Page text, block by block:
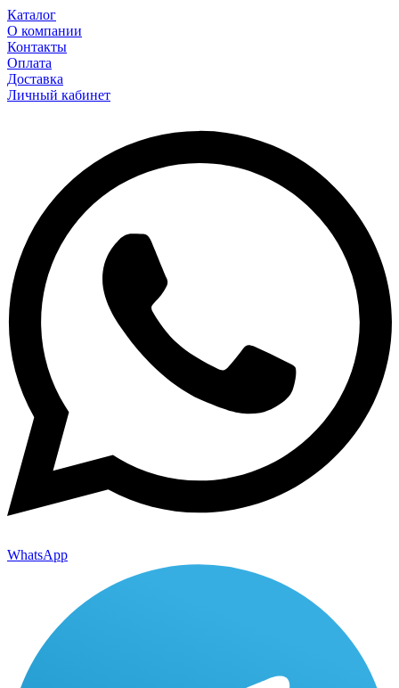
Каталог
О компании
Контакты
Оплата
Доставка
Личный кабинет
WhatsApp